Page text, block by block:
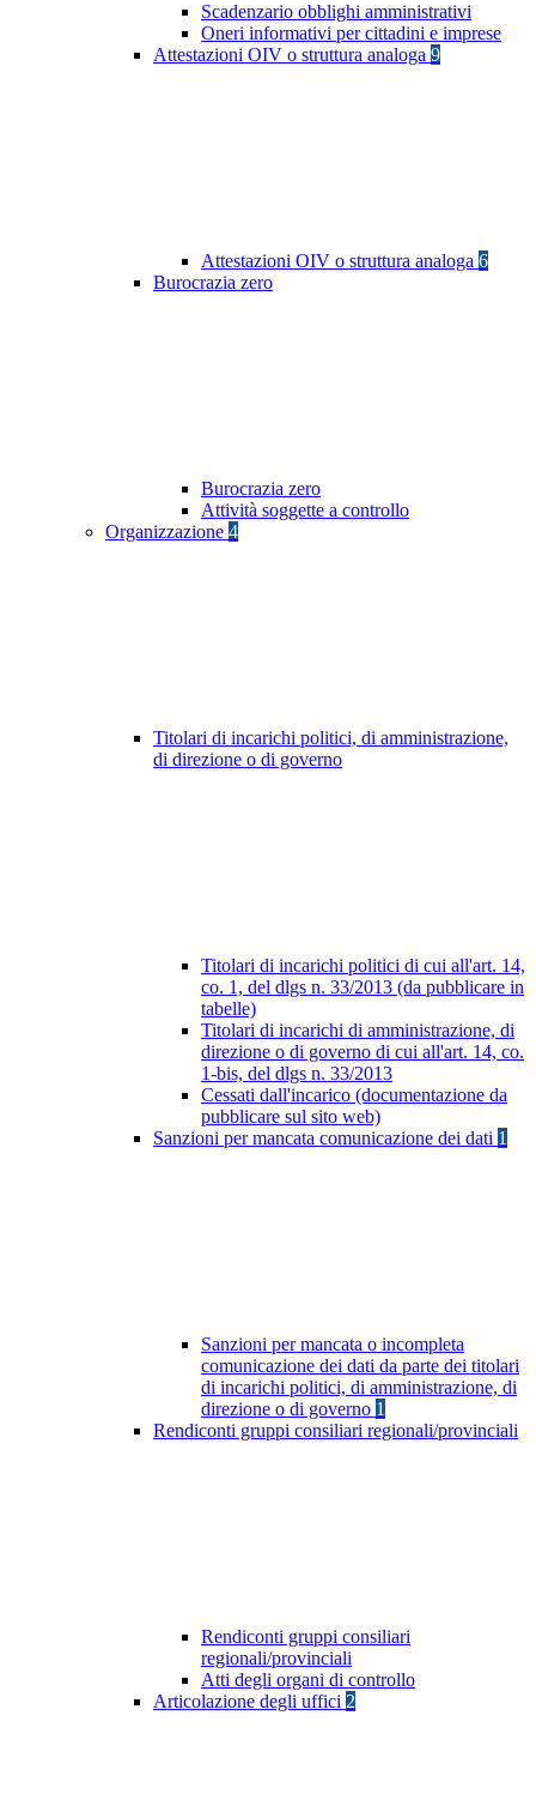
Scadenzario obblighi amministrativi
Oneri informativi per cittadini e imprese
Attestazioni OIV o struttura analoga 9
Attestazioni OIV o struttura analoga 6
Burocrazia zero
Burocrazia zero
Attività soggette a controllo
Organizzazione 4
Titolari di incarichi politici, di amministrazione,
di direzione o di governo
Titolari di incarichi politici di cui all'art. 14,
co. 1, del dlgs n. 33/2013 (da pubblicare in
tabelle)
Titolari di incarichi di amministrazione, di
direzione o di governo di cui all'art. 14, co.
1-bis, del dlgs n. 33/2013
Cessati dall'incarico (documentazione da
pubblicare sul sito web)
Sanzioni per mancata comunicazione dei dati 1
Sanzioni per mancata o incompleta
comunicazione dei dati da parte dei titolari
di incarichi politici, di amministrazione, di
direzione o di governo 1
Rendiconti gruppi consiliari regionali/provinciali
Rendiconti gruppi consiliari
regionali/provinciali
Atti degli organi di controllo
Articolazione degli uffici 2